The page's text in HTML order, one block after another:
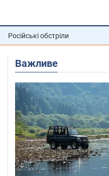
Російські обстріли
Важливе